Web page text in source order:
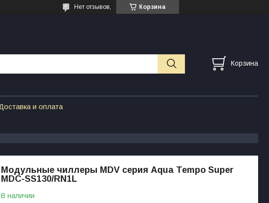
Корзина
Нет отзывов,
Корзина
Доставка и оплата
Модульные чиллеры MDV серия Aqua Tempo Super
MDC-SS130/RN1L
В наличии